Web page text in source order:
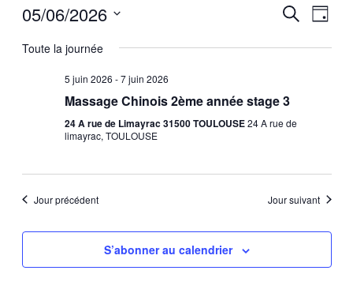
et
de
vues
Recherche
de
vues
Jour
05/06/2026
une
Toute la journée
5 juin 2026 -7 juin 2026
Massage Chinois 2ème année stage 3
24 A rue de Limayrac 31500 TOULOUSE24 A rue de
limayrac, TOULOUSE
Jour précédent Jour suivant
S’abonner au calendrier